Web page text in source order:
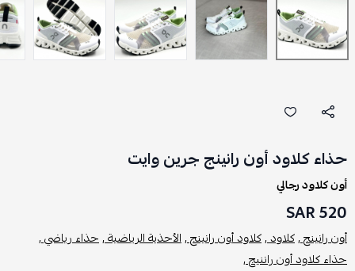
حذاء كلاود أون رانينج جرين وايت
أون كلاود رجالي
520 SAR
أون رانينج ,كلاود ,كلاود أون رانينج ,الأحذية الرياضية ,حذاء رياضي ,
حذاء كلاود أون راننيج ,